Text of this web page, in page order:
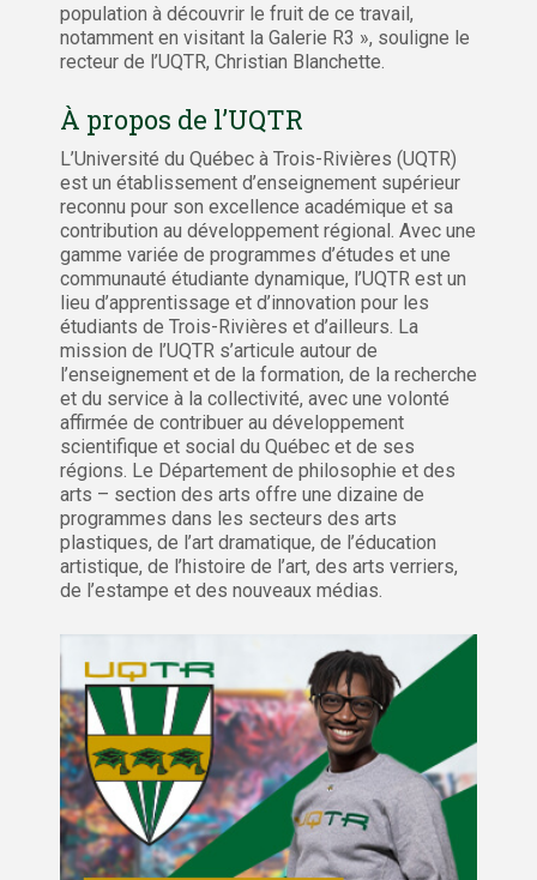
population à découvrir le fruit de ce travail,
notamment en visitant la Galerie R3 », souligne le
recteur de l’UQTR, Christian Blanchette.
À propos de l’UQTR
L’Université du Québec à Trois-Rivières (UQTR)
est un établissement d’enseignement supérieur
reconnu pour son excellence académique et sa
contribution au développement régional. Avec une
gamme variée de programmes d’études et une
communauté étudiante dynamique, l’UQTR est un
lieu d’apprentissage et d’innovation pour les
étudiants de Trois-Rivières et d’ailleurs. La
mission de l’UQTR s’articule autour de
l’enseignement et de la formation, de la recherche
et du service à la collectivité, avec une volonté
affirmée de contribuer au développement
scientifique et social du Québec et de ses
régions. Le Département de philosophie et des
arts – section des arts offre une dizaine de
programmes dans les secteurs des arts
plastiques, de l’art dramatique, de l’éducation
artistique, de l’histoire de l’art, des arts verriers,
de l’estampe et des nouveaux médias.